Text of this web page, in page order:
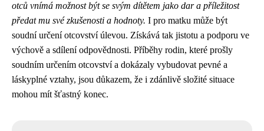
otců vnímá možnost být se svým dítětem jako dar a příležitost
předat mu své zkušenosti a hodnoty. I pro matku může být
soudní určení otcovství úlevou. Získává tak jistotu a podporu ve
výchově a sdílení odpovědnosti. Příběhy rodin, které prošly
soudním určením otcovství a dokázaly vybudovat pevné a
láskyplné vztahy, jsou důkazem, že i zdánlivě složité situace
mohou mít šťastný konec.